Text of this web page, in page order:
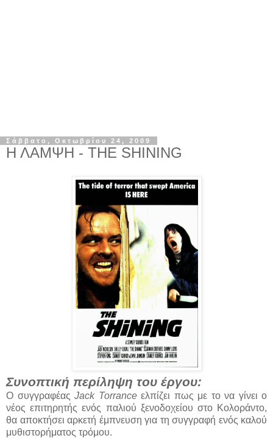
Σάββατο, Οκτωβρίου 24, 2009
Η ΛΑΜΨΗ - THE SHINING
Συνοπτική περίληψη του έργου:
Ο συγγραφέας Jack Torranceελπίζει πως με το να γίνει ο
νέος επιτηρητής ενός παλιού ξενοδοχείου στο Κολοράντο,
θα αποκτήσει αρκετή έμπνευση για τη συγγραφή ενός καλού
μυθιστορήματος τρόμου.